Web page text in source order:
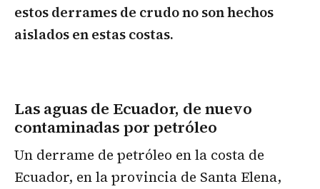
estos derrames de crudo no son hechos
aislados en estas costas.
Las aguas de Ecuador, de nuevo
contaminadas por petróleo
Un derrame de petróleo en la costa de
Ecuador, en la provincia de Santa Elena,